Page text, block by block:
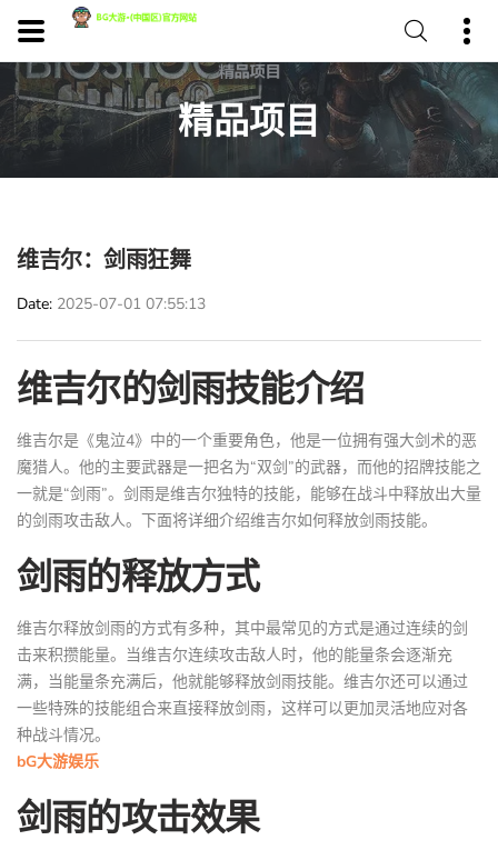
精品项目
维吉尔：剑雨狂舞
Date 2025-07-01 07:55:13
维吉尔的剑雨技能介绍
维吉尔是《鬼泣4》中的一个重要角色，他是一位拥有强大剑术的恶
魔猎人。他的主要武器是一把名为“双剑”的武器，而他的招牌技能之
一就是“剑雨”。剑雨是维吉尔独特的技能，能够在战斗中释放出大量
的剑雨攻击敌人。下面将详细介绍维吉尔如何释放剑雨技能。
剑雨的释放方式
维吉尔释放剑雨的方式有多种，其中最常见的方式是通过连续的剑
击来积攒能量。当维吉尔连续攻击敌人时，他的能量条会逐渐充
满，当能量条充满后，他就能够释放剑雨技能。维吉尔还可以通过
一些特殊的技能组合来直接释放剑雨，这样可以更加灵活地应对各
种战斗情况。
bG大游娱乐
剑雨的攻击效果